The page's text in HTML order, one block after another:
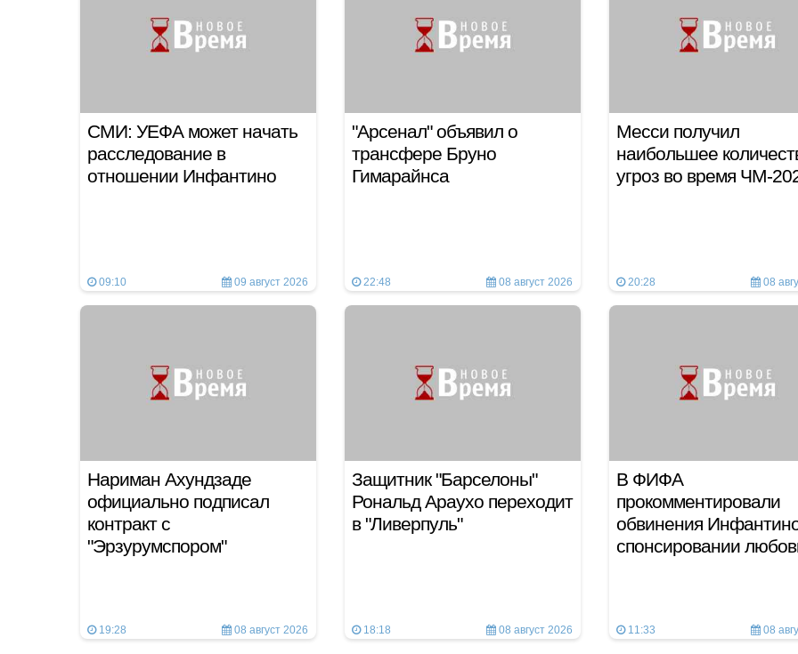
СМИ: УЕФА может начать
расследование в
отношении Инфантино
09:10 09 август 2026
"Арсенал" объявил о
трансфере Бруно
Гимарайнса
22:48 08 август 2026
Месси получил
наибольшее
угроз во время ЧМ-
20:28 08
Нариман Ахундзаде
официально подписал
контракт с
"Эрзурумспором"
19:28 08 август 2026
Защитник "Барселоны"
Рональд Араухо переходит
в "Ливерпуль"
18:18 08 август 2026
В ФИФА
прокомментировали
обвинения
спонсировании
11:33 08